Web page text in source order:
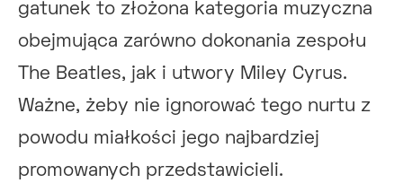
gatunek to złożona kategoria muzyczna
obejmująca zarówno dokonania zespołu
The Beatles, jak i utwory Miley Cyrus.
Ważne, żeby nie ignorować tego nurtu z
powodu miałkości jego najbardziej
promowanych przedstawicieli.